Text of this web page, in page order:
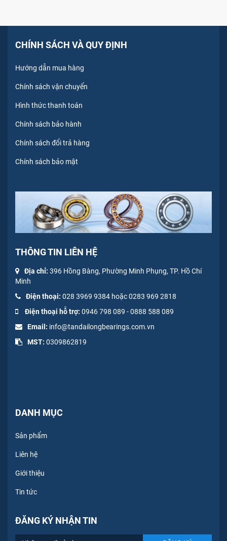
CHÍNH SÁCH VÀ QUY ĐỊNH
Hướng dẫn mua hàng
Chính sách vận chuyển
Hình thức thanh toán
Chính sách bảo hành
Chính sách đổi trả hàng
Chính sách bảo mật
THÔNG TIN LIÊN HỆ
Địa chỉ: 396 Hồng Bàng, Phường Minh Phụng, TP. Hồ Chí
Minh
Điện thoại: 028 3969 9384 hoặc 0283 969 2818
Điện thoại hỗ trợ: 0946 798 089 -0888 588 089
Email: info@tandailongbearings.com.vn
MST: 0309862819
DANH MỤC
Sản phẩm
Liên hệ
Giới thiệu
Tin tức
ĐĂNG KÝ NHẬN TIN